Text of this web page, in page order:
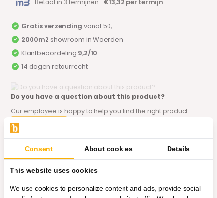
Betaal in 3 termijnen: €13,32 per termijn
Gratis verzending vanaf 50,-
2000m2 showroom in Woerden
Klantbeoordeling 9,2/10
14 dagen retourrecht
Do you have a question about this product?
Our employee is happy to help you find the right product
Productomschrijving
Specificaties
Consent About cookies Details
This website uses cookies
We use cookies to personalize content and ads, provide social